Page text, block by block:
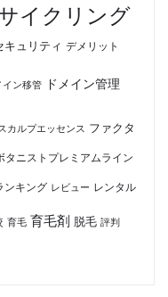
イクリング
キュリティ デメリット
イン移管 ドメイン管理
カルプエッセンス ファクタ
タニストプレミアムライン
ンキング レビュー レンタル
育毛 育毛剤 脱毛 評判